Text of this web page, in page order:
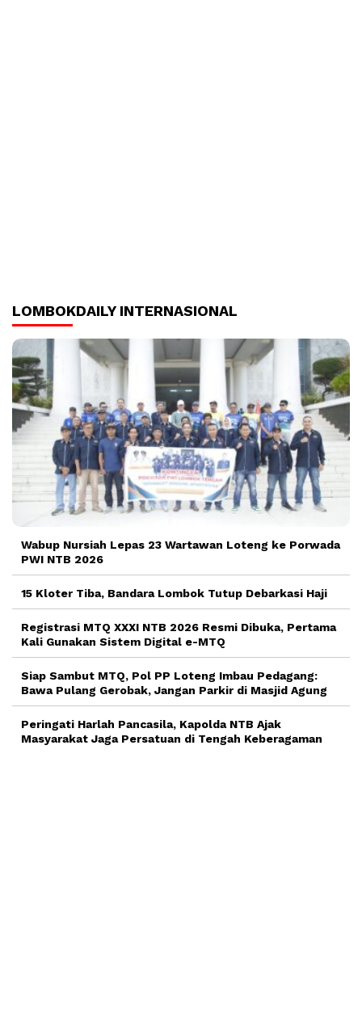
LOMBOKDAILY INTERNASIONAL
Wabup Nursiah Lepas 23 Wartawan Loteng ke Porwada
PWI NTB 2026
15 Kloter Tiba, Bandara Lombok Tutup Debarkasi Haji
Registrasi MTQ XXXI NTB 2026 Resmi Dibuka, Pertama
Kali Gunakan Sistem Digital e-MTQ
Siap Sambut MTQ, Pol PP Loteng Imbau Pedagang:
Bawa Pulang Gerobak, Jangan Parkir di Masjid Agung
Peringati Harlah Pancasila, Kapolda NTB Ajak
Masyarakat Jaga Persatuan di Tengah Keberagaman